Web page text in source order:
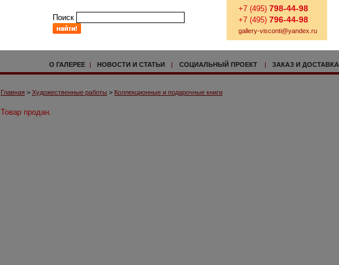
Поиск
+7 (495) 798-44-98
+7 (495) 796-44-98
gallery-visconti@yandex.ru
О ГАЛЕРЕЕ | НОВОСТИ И СТАТЬИ | СОЦИАЛЬНЫЙ ПРОЕКТ | ЗАКАЗ И ДОСТАВКА
Главная > Художественные работы > Коллекционные и подарочные книги
Товар продан.